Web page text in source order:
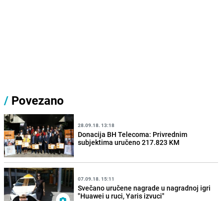
/ Povezano
28.09.18. 13:18
Donacija BH Telecoma: Privrednim
subjektima uručeno 217.823 KM
07.09.18. 15:11
Svečano uručene nagrade u nagradnoj igri
"Huawei u ruci, Yaris izvuci"